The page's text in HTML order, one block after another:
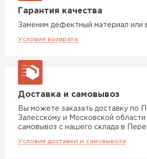
Гарантия качества
Заменим дефектный материал или
Условия возврата
Доставка и самовывоз
Вы можете заказать доставку по
Залесскому и Московской
самовывоз с нашего склада в
Условия доставки и самовывоза